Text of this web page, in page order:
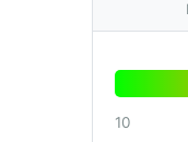
10